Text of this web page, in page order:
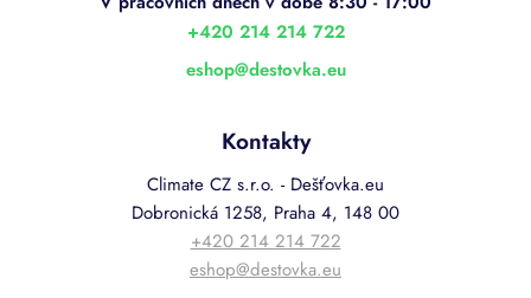
eshop@destovka.eu
+420 214 214 722
Kontakty
Climate CZ s.r.o. - Dešťovka.eu
Dobronická 1258, Praha 4, 148 00
+420 214 214 722
eshop@destovka.eu